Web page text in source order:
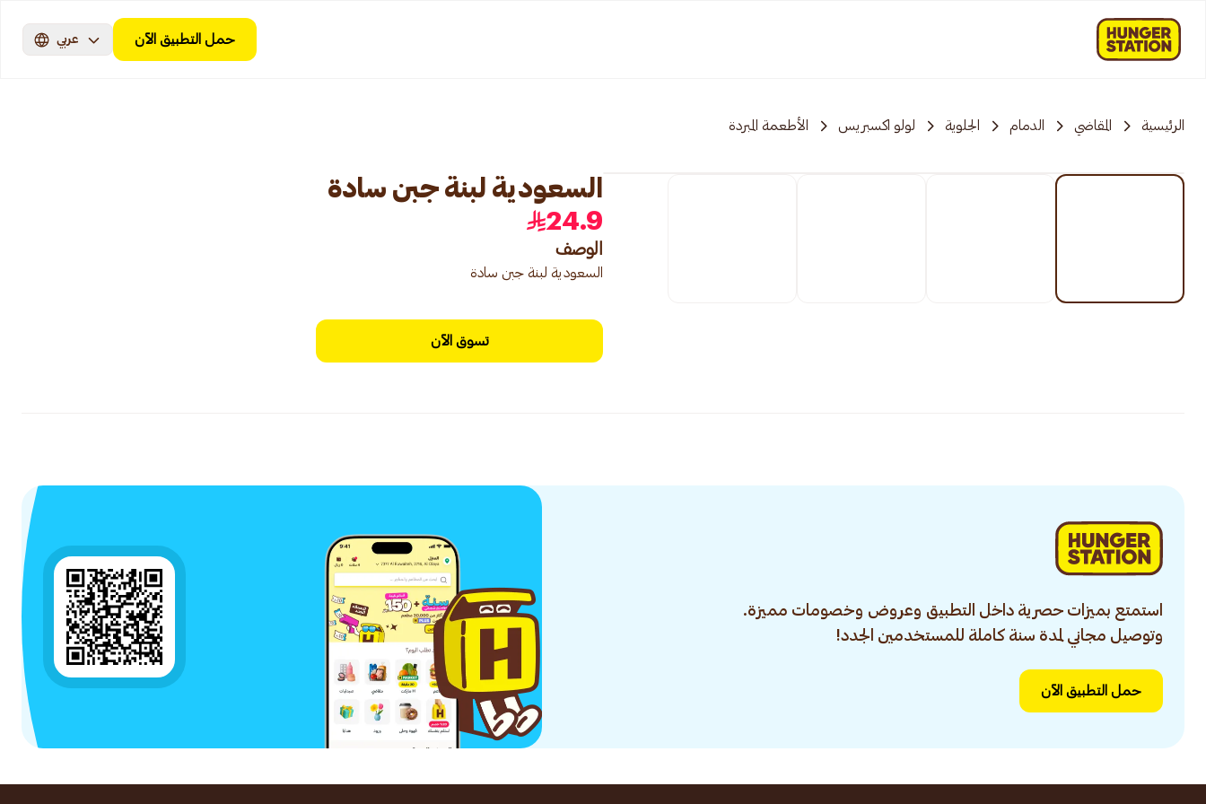
حمل التطبيق الآن عربي
الرئيسية المقاضي الدمام الجلوية لولو اكسبريس الأطعمة المبردة
السعودية لبنة جبن سادة
24.9
الوصف
السعودية لبنة جبن سادة
تسوق الآن
استمتع بميزات حصرية داخل التطبيق وعروض وخصومات مميزة.
وتوصيل مجاني لمدة سنة كاملة للمستخدمين الجدد!
حمل التطبيق الآن